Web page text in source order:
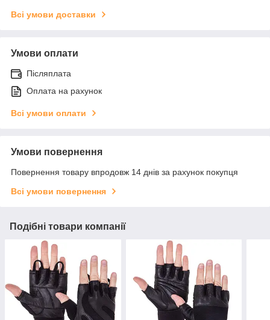
Всі умови доставки
Умови оплати
Післяплата
Оплата на рахунок
Всі умови оплати
Умови повернення
Повернення товару впродовж 14 днів за рахунок покупця
Всі умови повернення
Подібні товари компанії